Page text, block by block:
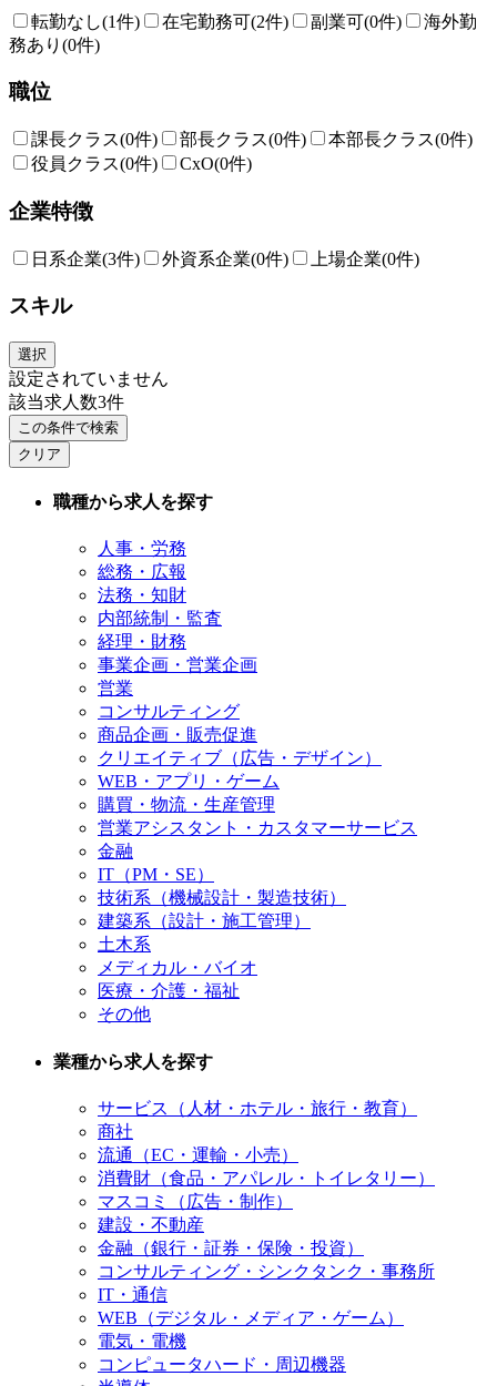
転勤なし(1件) 在宅勤務可(2件) 副業可(0件)
海外勤
務あり (0件)
職位
課長クラス(0件) 部長クラス(0件) 本部長クラス(0件)
役員クラス(0件) CxO(0件)
企業特徴
日系企業(3件) 外資系企業(0件) 上場企業(0件)
スキル
選択
設定されていません
該当求人数3件
この条件で検索
クリア
職種から求人を探す
人事・労務
総務・広報
法務・知財
内部統制・監査
経理・財務
事業企画・営業企画
営業
コンサルティング
商品企画・販売促進
クリエイティブ（広告・デザイン）
WEB・アプリ・ゲーム
購買・物流・生産管理
営業アシスタント・カスタマーサービス
金融
IT（PM・SE）
技術系（機械設計・製造技術）
建築系（設計・施工管理）
土木系
メディカル・バイオ
医療・介護・福祉
その他
業種から求人を探す
サービス（人材・ホテル・旅行・教育）
商社
流通（EC・運輸・小売）
消費財（食品・アパレル・トイレタリー）
マスコミ（広告・制作）
建設・不動産
金融（銀行・証券・保険・投資）
コンサルティング・シンクタンク・事務所
IT・通信
WEB（デジタル・メディア・ゲーム）
電気・電機
コンピュータハード・周辺機器